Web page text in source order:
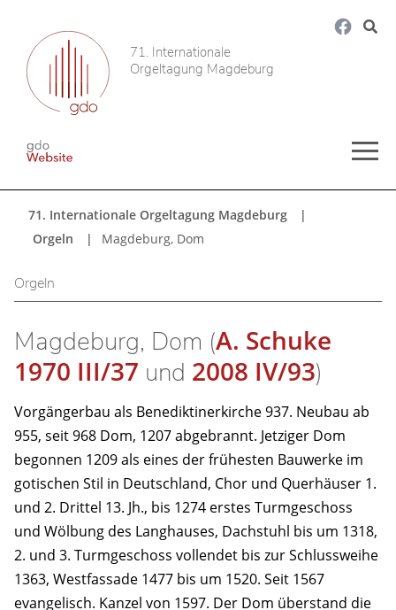
71. Internationale
Orgeltagung Magdeburg
71. Internationale Orgeltagung Magdeburg
Orgeln
Magdeburg, Dom
Orgeln
Magdeburg, Dom (A. Schuke
1970 III/37 und 2008 IV/93)
Vorgängerbau als Benediktinerkirche 937. Neubau ab
955, seit 968 Dom, 1207 abgebrannt. Jetziger Dom
begonnen 1209 als eines der frühesten Bauwerke im
gotischen Stil in Deutschland, Chor und Querhäuser 1.
und 2. Drittel 13. Jh., bis 1274 erstes Turmgeschoss
und Wölbung des Langhauses, Dachstuhl bis um 1318,
2. und 3. Turmgeschoss vollendet bis zur Schlussweihe
1363, Westfassade 1477 bis um 1520. Seit 1567
evangelisch. Kanzel von 1597. Der Dom überstand die